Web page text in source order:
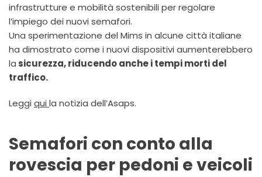
infrastrutture e mobilità sostenibili per regolare
l’impiego dei nuovi semafori.
Una sperimentazione del Mims in alcune città italiane
ha dimostrato come i nuovi dispositivi aumenterebbero
la sicurezza, riducendo anche i tempi morti del
traffico.
Leggi qui la notizia dell’Asaps.
Semafori con conto alla
rovescia per pedoni e veicoli